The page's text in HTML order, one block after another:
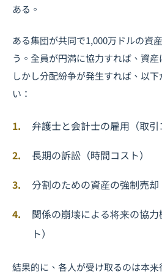
ある。
ある集団が共同で1,000万ドルの資
う。全員が円満に協力すれば、資
しかし分配紛争が発生すれば、以
い：
弁護士と会計士の雇用（取引
長期の訴訟（時間コスト）
分割のための資産の強制売却
関係の崩壊による将来の協
ト）
結果的に、各人が受け取るのは本